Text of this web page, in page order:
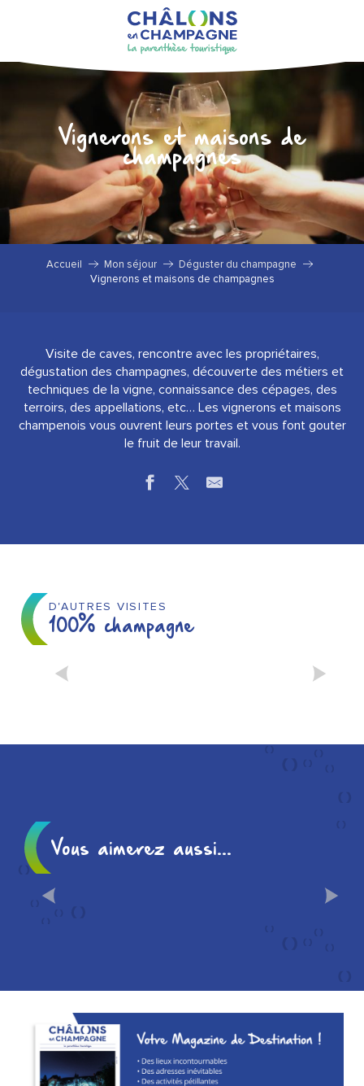
principal
Vignerons et maisons de
champagnes
Accueil Mon séjour
Déguster du champagne
Vignerons et maisons de champagnes
Visite de caves, rencontre avec les propriétaires,
dégustation des champagnes, découverte des métiers et
techniques de la vigne, connaissance des cépages, des
terroirs, des appellations, etc… Les vignerons et maisons
champenois vous ouvrent leurs portes et vous font gouter
le fruit de leur travail.
Champagne Francart et Fils
Champagne Bonnevie-Bocart
Champagne Lamiable
Champagne Alfred Tritant
Champagne Bricquet et Fils
D'AUTRES VISITES
100% champagne
Vous aimerez aussi...